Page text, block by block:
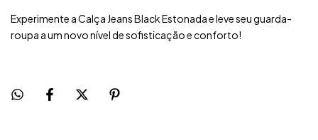
Experimente a Calça Jeans Black Estonada e leve seu guarda-
roupa a um novo nível de sofisticação e conforto!